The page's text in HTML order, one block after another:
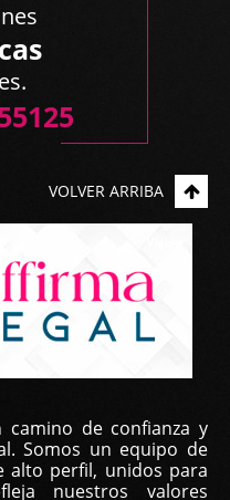
y profesionalismo.
contactando si
equipo
las gracias por su
de confianza y
Somos un equipo de
alto perfil, unidos para
nuestros valores
VOLVER ARRIBA